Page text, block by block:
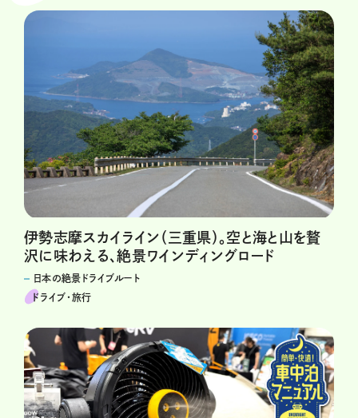
伊勢志摩スカイライン（三重県）。空と海と山を贅
沢に味わえる、絶景ワインディングロード
日本の絶景ドライブルート
ドライブ･旅行